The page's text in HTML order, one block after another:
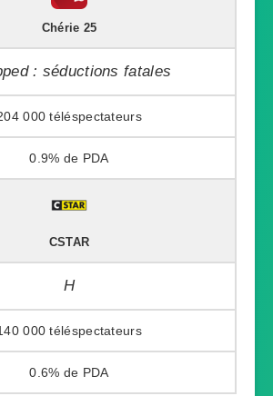
Chérie 25
: séductions fatales
000
0.9%
CSTAR
H
000
0.6%